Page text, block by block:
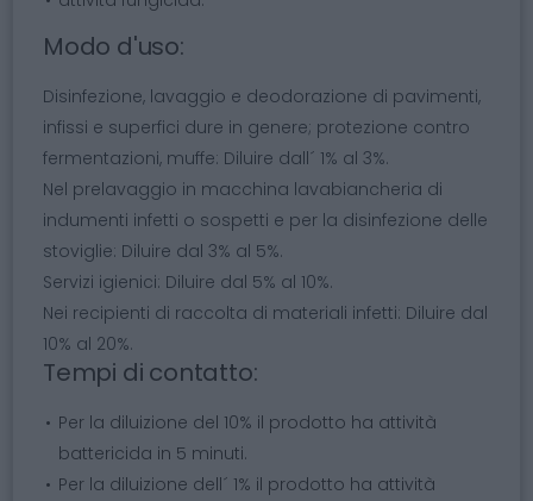
Modo d'uso:
Disinfezione, lavaggio e deodorazione di pavimenti,
infissi e superfici dure in genere; protezione contro
fermentazioni, muffe: Diluire dall´ 1% al 3%.
Nel prelavaggio in macchina lavabiancheria di
indumenti infetti o sospetti e per la disinfezione delle
stoviglie: Diluire dal 3% al 5%.
Servizi igienici: Diluire dal 5% al 10%.
Nei recipienti di raccolta di materiali infetti: Diluire dal
10% al 20%.
Tempi di contatto:
Per la diluizione del 10% il prodotto ha attività
battericida in 5 minuti.
Per la diluizione dell´ 1% il prodotto ha attività